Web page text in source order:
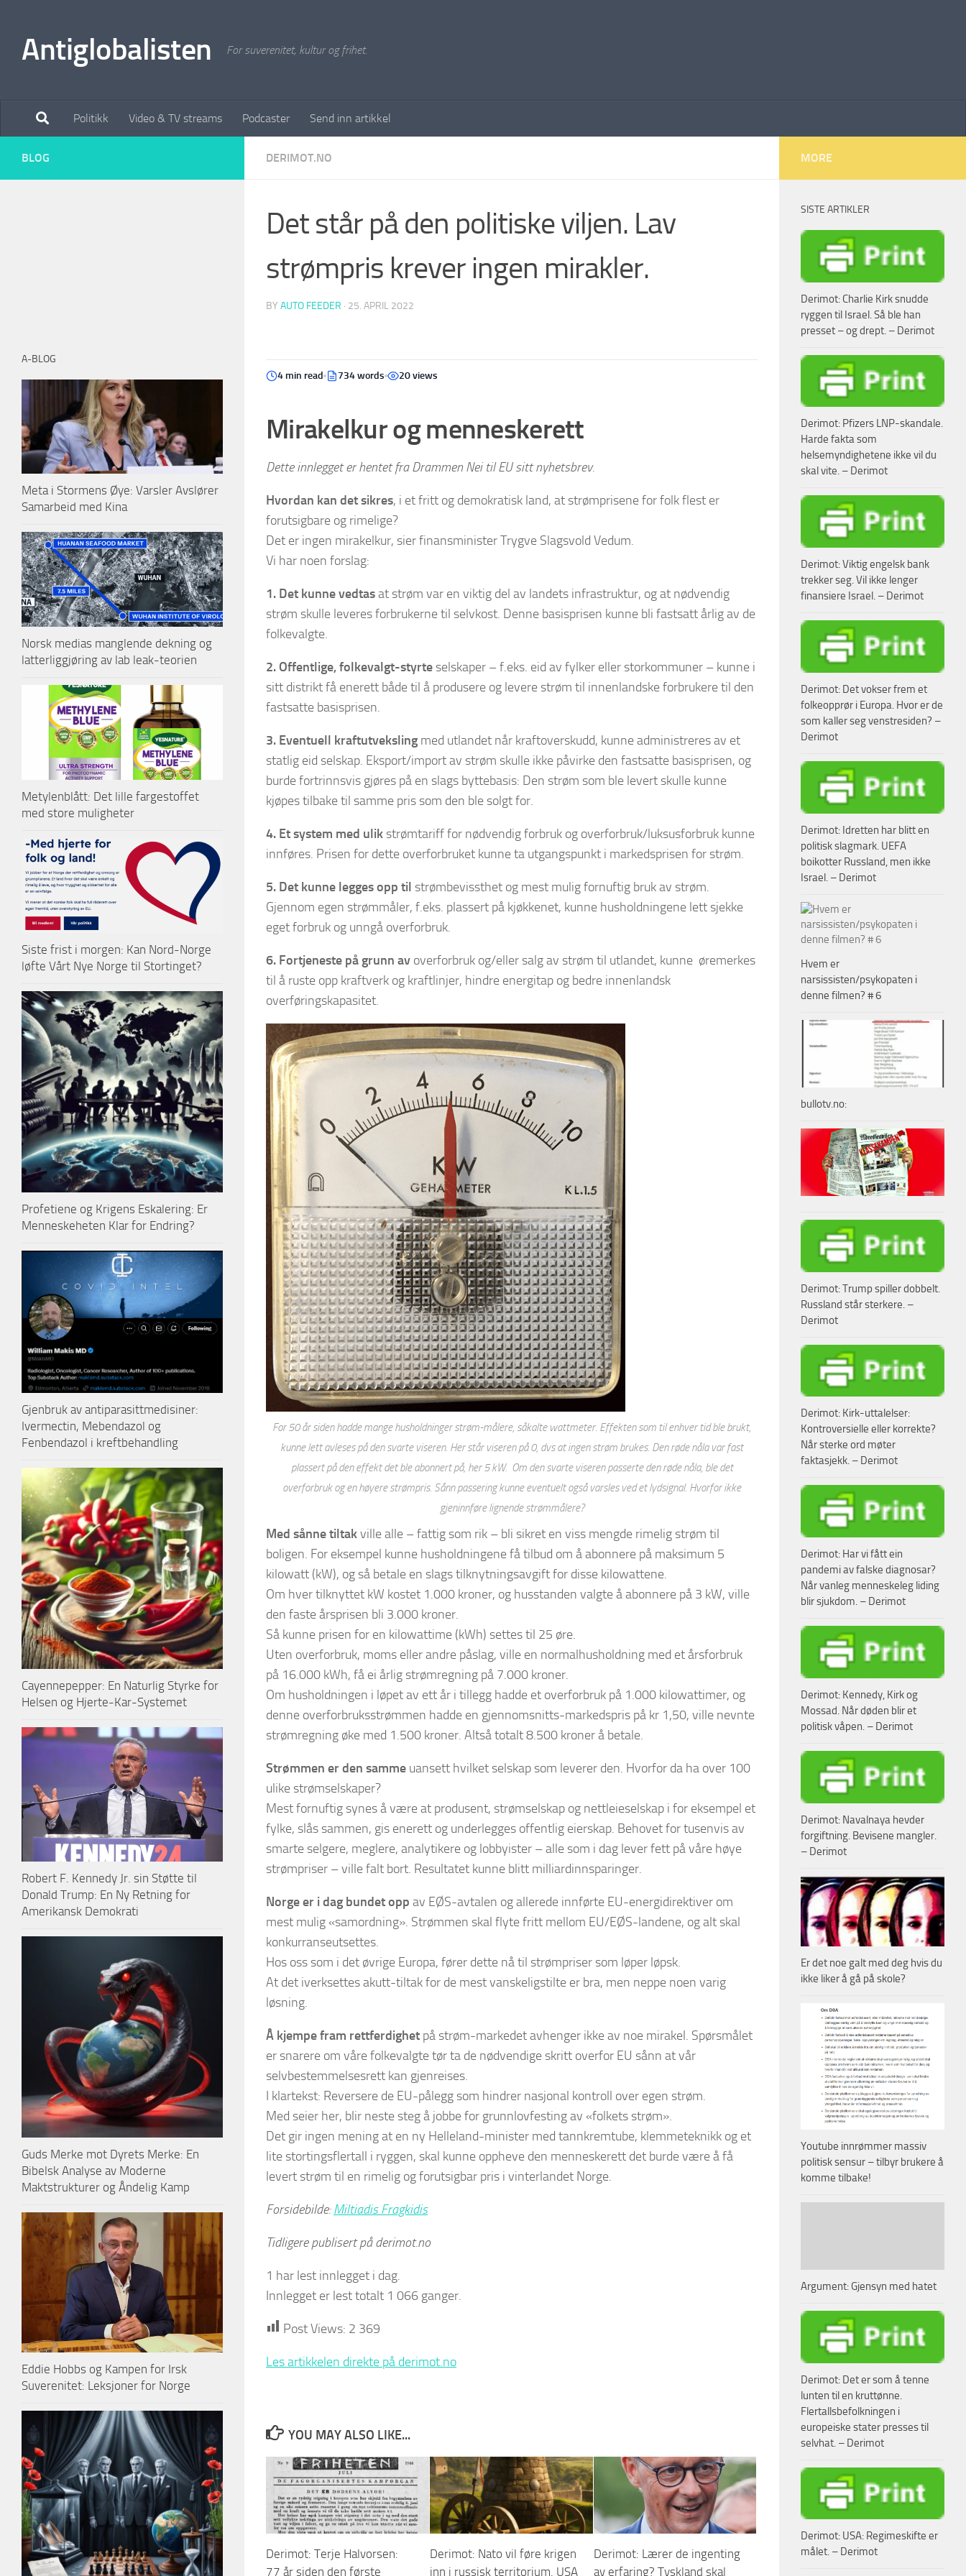
Antiglobalisten For suverenitet, kultur og frihet.
Politikk Video & TV streams Podcaster Send inn artikkel
DERIMOT.NO
Det står på den politiske viljen. Lav
strømpris krever ingen mirakler.
BY AUTO FEEDER · 25. APRIL 2022
4 min read 734 words 20 views
Mirakelkur og menneskerett
Dette innlegget er hentet fra Drammen Nei til EU sitt nyhetsbrev.
Hvordan kan det sikres, i et fritt og demokratisk land, at strømprisene for folk flest er
forutsigbare og rimelige?
Det er ingen mirakelkur, sier finansminister Trygve Slagsvold Vedum.
Vi har noen forslag:
1. Det kunne vedtasat strøm var en viktig del av landets infrastruktur, og at nødvendig
strøm skulle leveres forbrukerne til selvkost. Denne basisprisen kunne bli fastsatt årlig av de
folkevalgte.
2. Offentlige, folkevalgt-styrte selskaper – f.eks. eid av fylker eller storkommuner – kunne i
sitt distrikt få enerett både til å produsere og levere strøm til innenlandske forbrukere til den
fastsatte basisprisen.
3. Eventuell kraftutveksling med utlandet når kraftoverskudd, kunne administreres av et
statlig eid selskap. Eksport/import av strøm skulle ikke påvirke den fastsatte basisprisen, og
burde fortrinnsvis gjøres på en slags byttebasis: Den strøm som ble levert skulle kunne
kjøpes tilbake til samme pris som den ble solgt for.
4. Et system med ulik strømtariff for nødvendig forbruk og overforbruk/luksusforbruk kunne
innføres. Prisen for dette overforbruket kunne ta utgangspunkt i markedsprisen for strøm.
5. Det kunne legges opp til strømbevissthet og mest mulig fornuftig bruk av strøm.
Gjennom egen strømmåler, f.eks. plassert på kjøkkenet, kunne husholdningene lett sjekke
eget forbruk og unngå overforbruk.
6. Fortjeneste på grunn av overforbruk og/eller salg av strøm til utlandet, kunne øremerkes
til å ruste opp kraftverk og kraftlinjer, hindre energitap og bedre innenlandsk
overføringskapasitet.
For 50 år siden hadde mange husholdninger strøm-målere, såkalte wattmeter. Effekten som til enhver tid ble brukt,
kunne lett avleses på den svarte viseren. Her står viseren på 0, dvs at ingen strøm brukes. Den røde nåla var fast
plassert på den effekt det ble abonnert på, her 5 kW. Om den svarte viseren passerte den røde nåla, ble det
overforbruk og en høyere strømpris. Sånn passering kunne eventuelt også varsles ved et lydsignal. Hvorfor ikke
gjeninnføre lignende strømmålere?
Med sånne tiltakville alle – fattig som rik – bli sikret en viss mengde rimelig strøm til
boligen. For eksempel kunne husholdningene få tilbud om å abonnere på maksimum 5
kilowatt (kW), og så betale en slags tilknytningsavgift for disse kilowattene.
Om hver tilknyttet kW kostet 1.000 kroner, og husstanden valgte å abonnere på 3 kW, ville
den faste årsprisen bli 3.000 kroner.
Så kunne prisen for en kilowattime (kWh) settes til 25 øre.
Uten overforbruk, moms eller andre påslag, ville en normalhusholdning med et årsforbruk
på 16.000 kWh, få ei årlig strømregning på 7.000 kroner.
Om husholdningen i løpet av ett år i tillegg hadde et overforbruk på 1.000 kilowattimer, og
denne overforbruksstrømmen hadde en gjennomsnitts-markedspris på kr 1,50, ville nevnte
strømregning øke med 1.500 kroner. Altså totalt 8.500 kroner å betale.
Strømmen er den samme uansett hvilket selskap som leverer den. Hvorfor da ha over 100
ulike strømselskaper?
Mest fornuftig synes å være at produsent, strømselskap og nettleieselskap i for eksempel et
fylke, slås sammen, gis enerett og underlegges offentlig eierskap. Behovet for tusenvis av
smarte selgere, meglere, analytikere og lobbyister – alle som i dag lever fett på våre høye
strømpriser – ville falt bort. Resultatet kunne blitt milliardinnsparinger.
Norge er i dag bundet opp av EØS-avtalen og allerede innførte EU-energidirektiver om
mest mulig «samordning». Strømmen skal flyte fritt mellom EU/EØS-landene, og alt skal
konkurranseutsettes.
Hos oss som i det øvrige Europa, fører dette nå til strømpriser som løper løpsk.
At det iverksettes akutt-tiltak for de mest vanskeligstilte er bra, men neppe noen varig
løsning.
Å kjempe fram rettferdighet på strøm-markedet avhenger ikke av noe mirakel. Spørsmålet
er snarere om våre folkevalgte tør ta de nødvendige skritt overfor EU sånn at vår
selvbestemmelsesrett kan gjenreises.
I klartekst: Reversere de EU-pålegg som hindrer nasjonal kontroll over egen strøm.
Med seier her, blir neste steg å jobbe for grunnlovfesting av «folkets strøm».
Det gir ingen mening at en ny Helleland-minister med tannkremtube, klemmeteknikk og et
lite stortingsflertall i ryggen, skal kunne oppheve den menneskerett det burde være å få
levert strøm til en rimelig og forutsigbar pris i vinterlandet Norge.
Forsidebilde:Miltiadis Fragkidis
Tidligere publisert på derimot.no
1 har lest innlegget i dag.
Innlegget er lest totalt 1 066 ganger.
Post Views: 2 369
Les artikkelen direkte på derimot.no
YOU MAY ALSO LIKE...
Derimot: Terje Halvorsen:
77 år siden den første
Derimot: Nato vil føre krigen
inn i russisk territorium. USA
Derimot: Lærer de ingenting
av erfaring? Tyskland skal
BLOG
A-BLOG
Meta i Stormens Øye: Varsler Avslører
Samarbeid med Kina
Norsk medias manglende dekning og
latterliggjøring av lab leak-teorien
Metylenblått: Det lille fargestoffet
med store muligheter
Siste frist i morgen: Kan Nord-Norge
løfte Vårt Nye Norge til Stortinget?
Profetiene og Krigens Eskalering: Er
Menneskeheten Klar for Endring?
Gjenbruk av antiparasittmedisiner:
Ivermectin, Mebendazol og
Fenbendazol i kreftbehandling
Cayennepepper: En Naturlig Styrke for
Helsen og Hjerte-Kar-Systemet
Robert F. Kennedy Jr. sin Støtte til
Donald Trump: En Ny Retning for
Amerikansk Demokrati
Guds Merke mot Dyrets Merke: En
Bibelsk Analyse av Moderne
Maktstrukturer og Åndelig Kamp
Eddie Hobbs og Kampen for Irsk
Suverenitet: Leksjoner for Norge
MORE
SISTE ARTIKLER
Derimot: Charlie Kirk snudde
ryggen til Israel. Så ble han
presset – og drept. – Derimot
Derimot: Pfizers LNP-skandale.
Harde fakta som
helsemyndighetene ikke vil du
skal vite. – Derimot
Derimot: Viktig engelsk bank
trekker seg. Vil ikke lenger
finansiere Israel. – Derimot
Derimot: Det vokser frem et
folkeopprør i Europa. Hvor er de
som kaller seg venstresiden? –
Derimot
Derimot: Idretten har blitt en
politisk slagmark. UEFA
boikotter Russland, men ikke
Israel. – Derimot
Hvem er
narsissisten/psykopaten i
denne filmen? # 6
bullotv.no:
Derimot: Trump spiller dobbelt.
Russland står sterkere. –
Derimot
Derimot: Kirk-uttalelser:
Kontroversielle eller korrekte?
Når sterke ord møter
faktasjekk. – Derimot
Derimot: Har vi fått ein
pandemi av falske diagnosar?
Når vanleg menneskeleg liding
blir sjukdom. – Derimot
Derimot: Kennedy, Kirk og
Mossad. Når døden blir et
politisk våpen. – Derimot
Derimot: Navalnaya hevder
forgiftning. Bevisene mangler.
– Derimot
Er det noe galt med deg hvis du
ikke liker å gå på skole?
Youtube innrømmer massiv
politisk sensur – tilbyr brukere å
komme tilbake!
Argument: Gjensyn med hatet
Derimot: Det er som å tenne
lunten til en kruttønne.
Flertallsbefolkningen i
europeiske stater presses til
selvhat. – Derimot
Derimot: USA: Regimeskifte er
målet. – Derimot